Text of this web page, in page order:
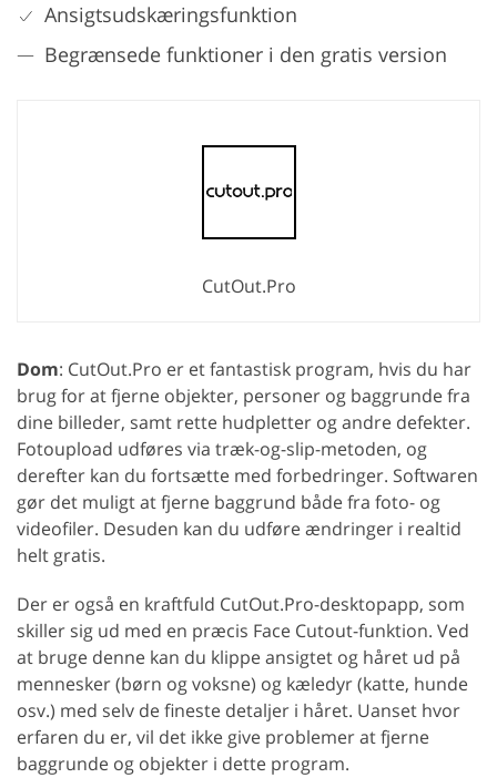
Ansigtsudskæringsfunktion
Begrænsede funktioner i den gratis version
CutOut.Pro
Dom: CutOut.Pro er et fantastisk program, hvis du har
brug for at fjerne objekter, personer og baggrunde fra
dine billeder, samt rette hudpletter og andre defekter.
Fotoupload udføres via træk-og-slip-metoden, og
derefter kan du fortsætte med forbedringer. Softwaren
gør det muligt at fjerne baggrund både fra foto- og
videofiler. Desuden kan du udføre ændringer i realtid
helt gratis.
Der er også en kraftfuld CutOut.Pro-desktopapp, som
skiller sig ud med en præcis Face Cutout-funktion. Ved
at bruge denne kan du klippe ansigtet og håret ud på
mennesker (børn og voksne) og kæledyr (katte, hunde
osv.) med selv de fineste detaljer i håret. Uanset hvor
erfaren du er, vil det ikke give problemer at fjerne
baggrunde og objekter i dette program.